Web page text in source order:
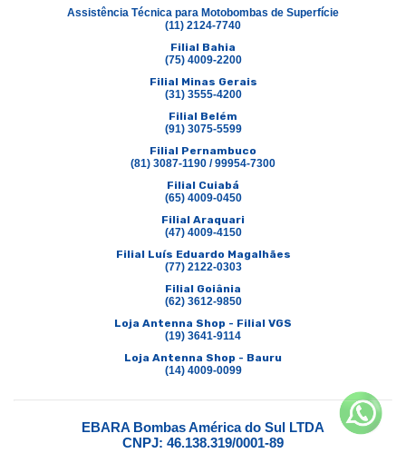
Assistência Técnica para Motobombas de Superfície
(11) 2124-7740
Filial Bahia
(75) 4009-2200
Filial Minas Gerais
(31) 3555-4200
Filial Belém
(91) 3075-5599
Filial Pernambuco
(81) 3087-1190 / 99954-7300
Filial Cuiabá
(65) 4009-0450
Filial Araquari
(47) 4009-4150
Filial Luís Eduardo Magalhães
(77) 2122-0303
Filial Goiânia
(62) 3612-9850
Loja Antenna Shop - Filial VGS
(19) 3641-9114
Loja Antenna Shop - Bauru
(14) 4009-0099
EBARA Bombas América do Sul LTDA
CNPJ: 46.138.319/0001-89